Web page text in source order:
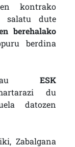
kontrako
salatu dute
berehalako
berdina
ESK
du
datozen
Zabalgana